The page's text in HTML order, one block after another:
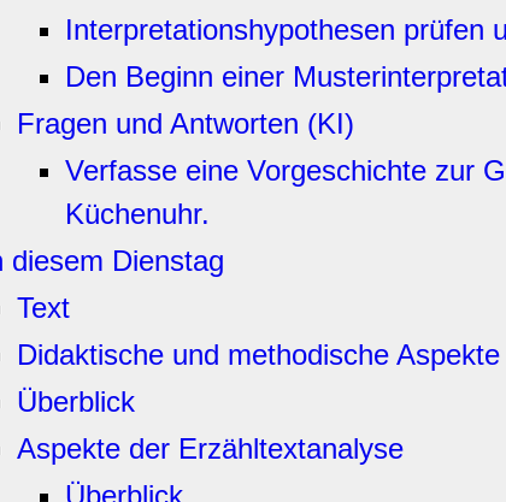
Interpretationshypothesen prüfen
Den Beginn einer
Fragen und Antworten (KI)
Verfasse eine Vorgeschichte zur
Küchenuhr.
diesem Dienstag
Text
Didaktische und methodische Aspekte
Überblick
Aspekte der Erzähltextanalyse
Überblick